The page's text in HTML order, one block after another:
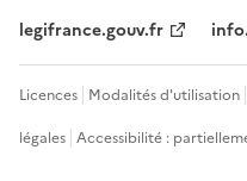
legifrance.gouv.fr
Licences Modalités d'utilisation
légales Accessibilité :